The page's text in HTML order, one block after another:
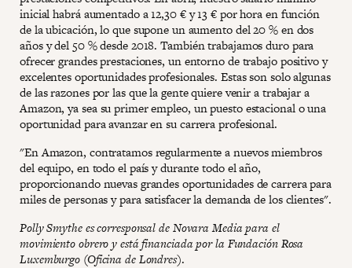
inicial habrá aumentado a 12,30 € y 13 € por hora en función
de la ubicación, lo que supone un aumento del 20 % en dos
años y del 50 % desde 2018. También trabajamos duro para
ofrecer grandes prestaciones, un entorno de trabajo positivo y
excelentes oportunidades profesionales. Estas son solo algunas
de las razones por las que la gente quiere venir a trabajar a
Amazon, ya sea su primer empleo, un puesto estacional o una
oportunidad para avanzar en su carrera profesional.
"En Amazon, contratamos regularmente a nuevos miembros
del equipo, en todo el país y durante todo el año,
proporcionando nuevas grandes oportunidades de carrera para
miles de personas y para satisfacer la demanda de los clientes".
Polly Smythe es corresponsal de Novara Media para el
movimiento obrero y está financiada por la Fundación Rosa
Luxemburgo (Oficina de Londres).